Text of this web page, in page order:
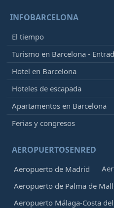
INFOBARCELONA
El tiempo
Turismo en Barcelona -
Hotel en Barcelona
Hoteles de escapada
Apartamentos en Barcelona
Ferias y congresos
AEROPUERTOSENRED
Aeropuerto de Madrid
Aeropuerto de Palma de
Aeropuerto Málaga-Costa